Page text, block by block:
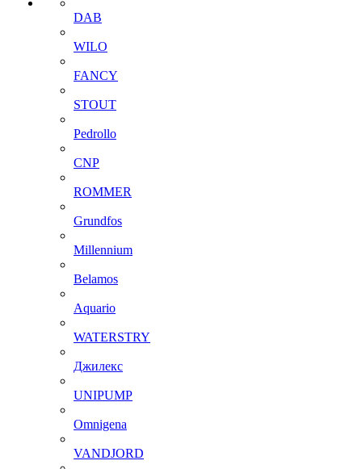
DAB
WILO
FANCY
STOUT
Pedrollo
CNP
ROMMER
Grundfos
Millennium
Belamos
Aquario
WATERSTRY
Джилекс
UNIPUMP
Omnigena
VANDJORD